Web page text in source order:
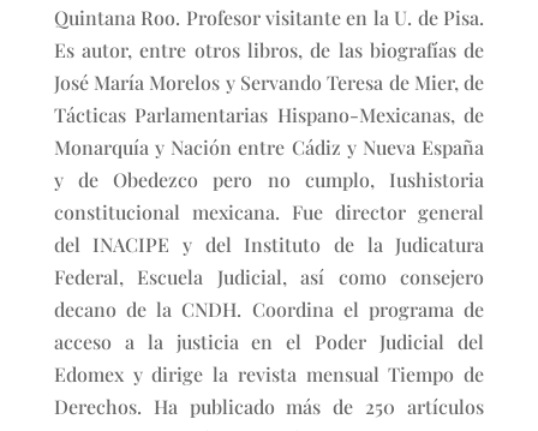
Quintana Roo. Profesor visitante en la U. de Pisa.
Es autor, entre otros libros, de las biografías de
José María Morelos y Servando Teresa de Mier, de
Tácticas Parlamentarias Hispano-Mexicanas, de
Monarquía y Nación entre Cádiz y Nueva España
y de Obedezco pero no cumplo, Iushistoria
constitucional mexicana. Fue director general
del INACIPE y del Instituto de la Judicatura
Federal, Escuela Judicial, así como consejero
decano de la CNDH. Coordina el programa de
acceso a la justicia en el Poder Judicial del
Edomex y dirige la revista mensual Tiempo de
Derechos. Ha publicado más de 250 artículos